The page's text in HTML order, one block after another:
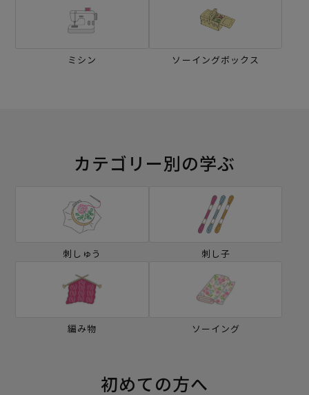
ミシン ソーイングボックス
カテゴリー別の学ぶ
刺しゅう 刺し子
編み物 ソーイング
初めての方へ